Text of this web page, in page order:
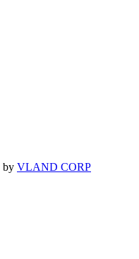
by VLAND CORP